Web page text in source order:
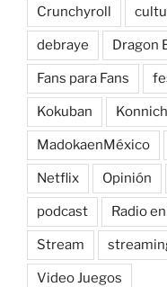
Crunchyroll
debraye Dragon
Fans para Fans
Kokuban
MadokaenMéxico
Netflix Opinión
podcast Radio
Stream
Video Juegos